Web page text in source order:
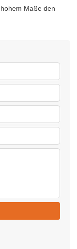
Maße den